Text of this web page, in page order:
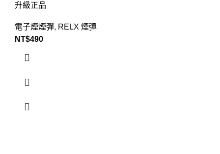
升級正品
電子煙煙彈, RELX 煙彈
NT$490